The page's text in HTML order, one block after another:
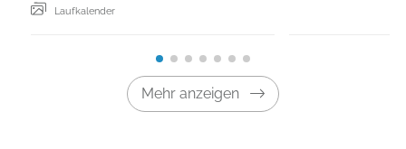
Laufkalender
Mehr anzeigen